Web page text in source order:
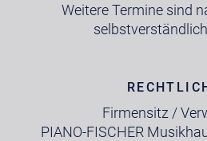
Weitere Termine sind
Firmensitz /
PIANO-FISCHER